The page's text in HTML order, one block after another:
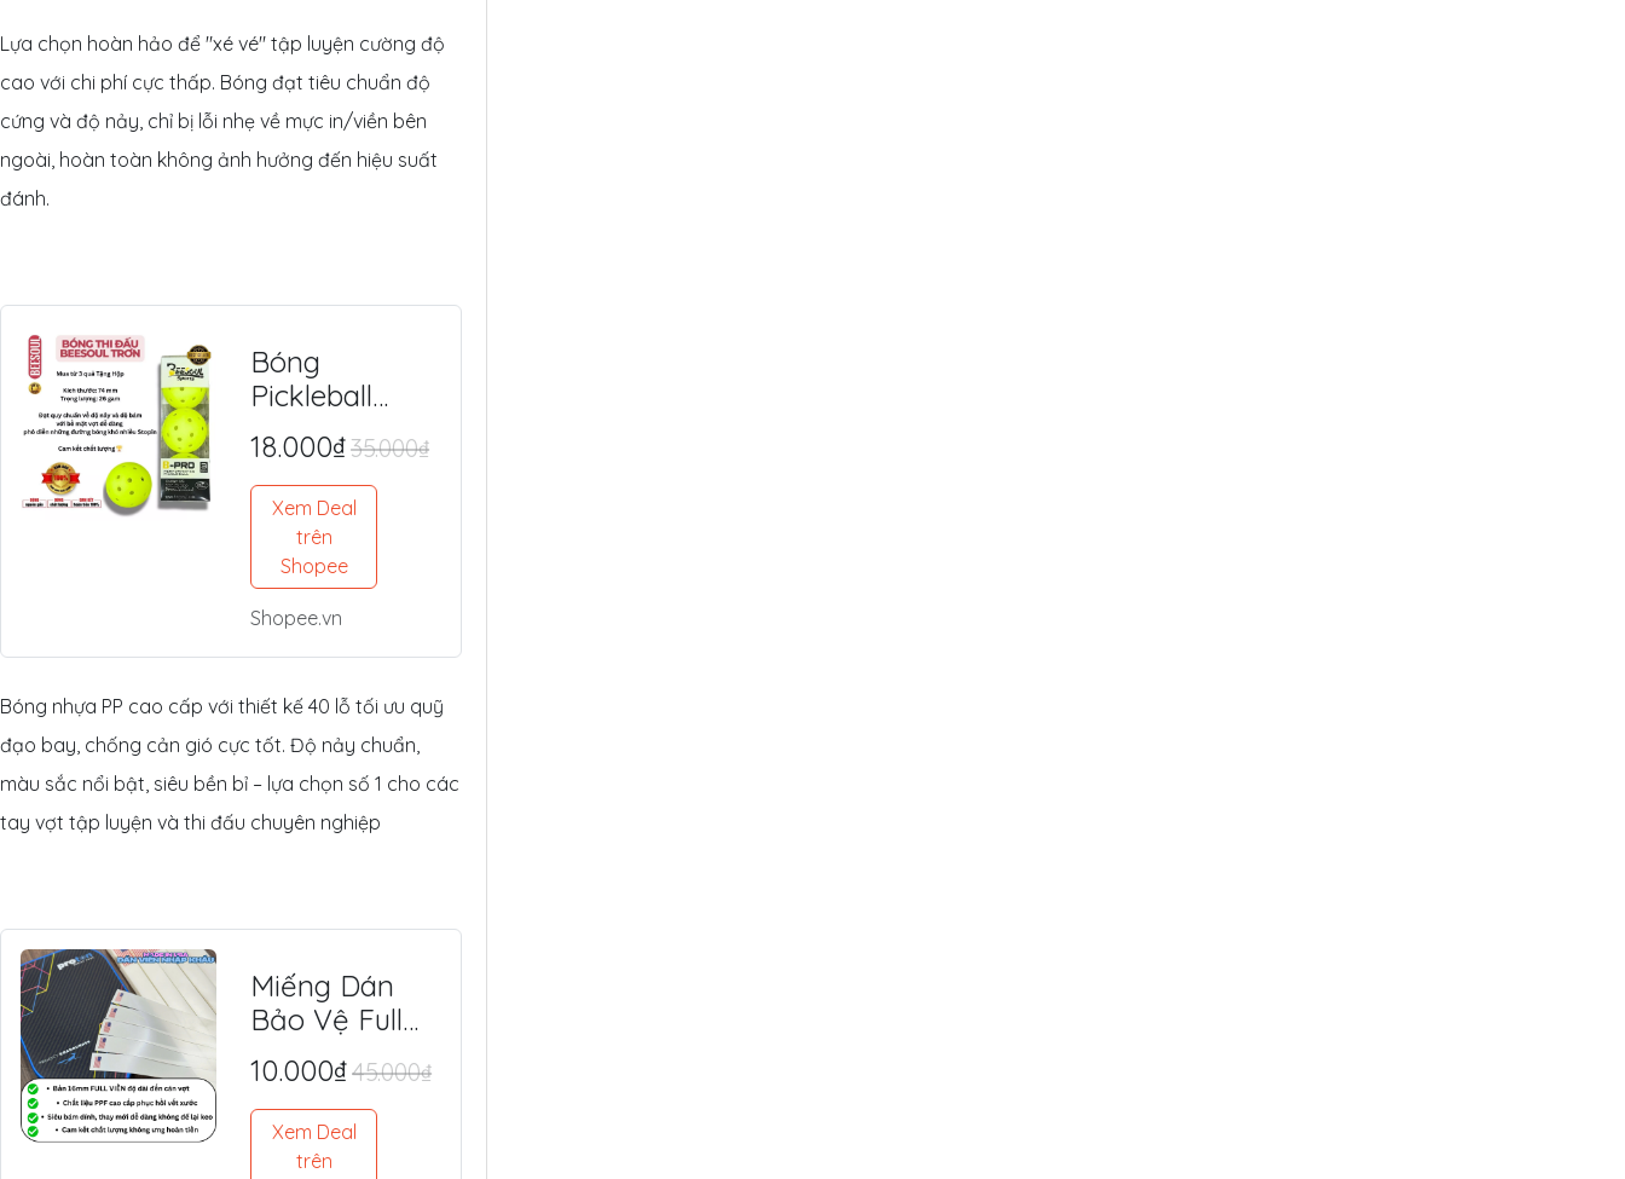
Lựa chọn hoàn hảo để "xé vé" tập luyện cường độ
cao với chi phí cực thấp. Bóng đạt tiêu chuẩn độ
cứng và độ nảy, chỉ bị lỗi nhẹ về mực in/viền bên
ngoài, hoàn toàn không ảnh hưởng đến hiệu suất
đánh.
Bóng
Pickleball
BEESOUL 40
Lỗ (Chính
Hãng) - Tiêu
Chuẩn Quốc
Tế, Chuyên
Thi Đấu &
Tập Luyện
Ngoài Trời
18.000₫35.000₫
Xem Deal
trên
Shopee
Shopee.vn
Bóng nhựa PP cao cấp với thiết kế 40 lỗ tối ưu quỹ
đạo bay, chống cản gió cực tốt. Độ nảy chuẩn,
màu sắc nổi bật, siêu bền bỉ – lựa chọn số 1 cho các
tay vợt tập luyện và thi đấu chuyên nghiệp
Miếng Dán
Bảo Vệ Full
Viền Vợt
Pickleball
(14mm/16mm
) - Nhựa PPF
10.000₫45.000₫
Xem Deal
trên